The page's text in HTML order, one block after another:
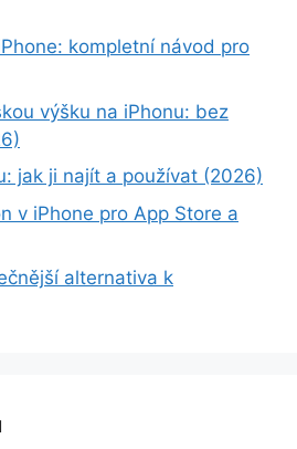
kompletní návod pro
výšku na iPhonu: bez
jak ji najít a používat (2026)
v iPhone pro App Store a
alternativa k